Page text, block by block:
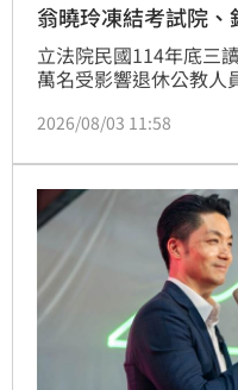
翁曉玲凍結考試院
立法院民國114年底三
萬名受影響退休公教人
列入，國民黨立委翁曉
銓敘部正式公告補發
相關作業。對此，民進
示，這有點貽笑大方。
2026/08/03 11:58